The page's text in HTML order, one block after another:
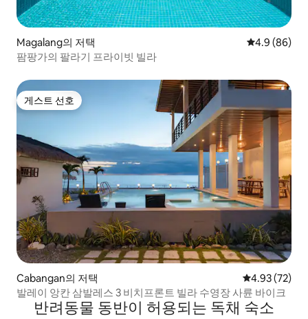
Magalang의 저택 평점 4.9점(5
4.9 (86)
팜팡가의 팔라기 프라이빗 빌라
게스트 선호
게스트 선호
Cabangan의 저택 평점 4.93점(5
4.93 (72)
발레이 앙칸 삼발레스 3 비치프론트 빌라 수영장 사륜 바이크
반려동물 동반이 허용되는 독채 숙소